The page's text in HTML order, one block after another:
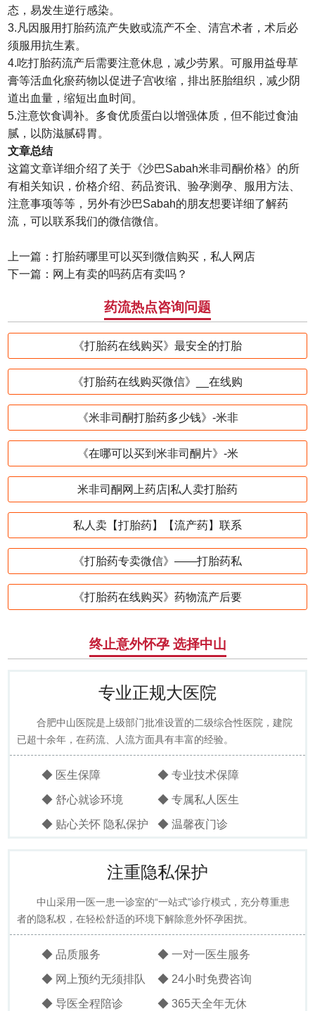
态，易发生逆行感染。
3.凡因服用打胎药流产失败或流产不全、清宫术者，术后必
须服用抗生素。
4.吃打胎药流产后需要注意休息，减少劳累。可服用益母草
膏等活血化瘀药物以促进子宫收缩，排出胚胎组织，减少阴
道出血量，缩短出血时间。
5.注意饮食调补。多食优质蛋白以增强体质，但不能过食油
腻，以防滋腻碍胃。
文章总结
这篇文章详细介绍了关于《沙巴Sabah米非司酮价格》的所
有相关知识，价格介绍、药品资讯、验孕测孕、服用方法、
注意事项等等，另外有沙巴Sabah的朋友想要详细了解药
流，可以联系我们的微信微信。
上一篇：打胎药哪里可以买到微信购买，私人网店
下一篇： 网上有卖的吗药店有卖吗？
药流热点咨询问题
《打胎药在线购买》最安全的打胎
《打胎药在线购买微信》__在线购
《米非司酮打胎药多少钱》-米非
《在哪可以买到米非司酮片》-米
米非司酮网上药店|私人卖打胎药
私人卖【打胎药】【流产药】联系
《打胎药专卖微信》——打胎药私
《打胎药在线购买》药物流产后要
终止意外怀孕 选择中山
专业正规大医院
合肥中山医院是上级部门批准设置的二级综合性医院，建院
已超十余年，在药流、人流方面具有丰富的经验。
◆ 医生保障 ◆ 专业技术保障
◆ 舒心就诊环境 ◆ 专属私人医生
◆ 贴心关怀 隐私保护 ◆ 温馨夜门诊
注重隐私保护
中山采用一医一患一诊室的“一站式”诊疗模式，充分尊重患
者的隐私权，在轻松舒适的环境下解除意外怀孕困扰。
◆ 品质服务 ◆ 一对一医生服务
◆ 网上预约无须排队 ◆ 24小时免费咨询
◆ 导医全程陪诊 ◆ 365天全年无休